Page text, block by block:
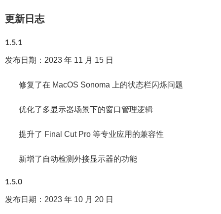
更新日志
1.5.1
发布日期：2023 年 11 月 15 日
修复了在 MacOS Sonoma 上的状态栏闪烁问题
优化了多显示器场景下的窗口管理逻辑
提升了 Final Cut Pro 等专业应用的兼容性
新增了自动检测外接显示器的功能
1.5.0
发布日期：2023 年 10 月 20 日